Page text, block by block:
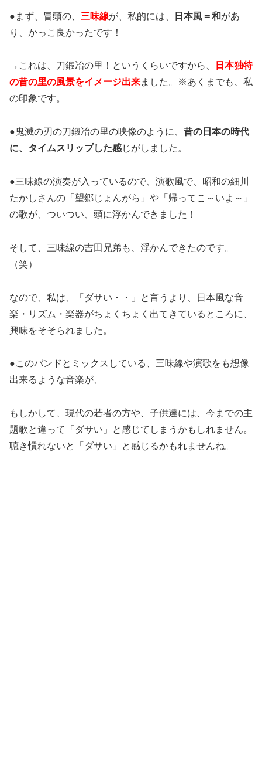
●まず、冒頭の、 三味線が、私的には、 日本風＝和があ
り、かっこ良かったです！
→これは、刀鍛冶の里！というくらいですから、
日本独特
の昔の里の風景をイメージ出来ました。※あくまでも、私
の印象です。
●鬼滅の刃の刀鍛冶の里の映像のように、 昔の日本の時代
に、タイムスリップした感じがしました。
●三味線の演奏が入っているので、演歌風で、昭和の細川
たかしさんの「望郷じょんがら」や「帰ってこ～いよ～」
の歌が、ついつい、頭に浮かんできました！
そして、三味線の吉田兄弟も、浮かんできたのです。
（笑）
なので、私は、「ダサい・・」と言うより、日本風な音
楽・リズム・楽器がちょくちょく出てきているところに、
興味をそそられました。
●このバンドとミックスしている、三味線や演歌をも想像
出来るような音楽が、
もしかして、現代の若者の方や、子供達には、今までの主
題歌と違って「ダサい」と感じてしまうかもしれません。
聴き慣れないと「ダサい」と感じるかもれませんね。